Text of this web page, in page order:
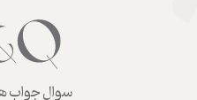
سوال جواب